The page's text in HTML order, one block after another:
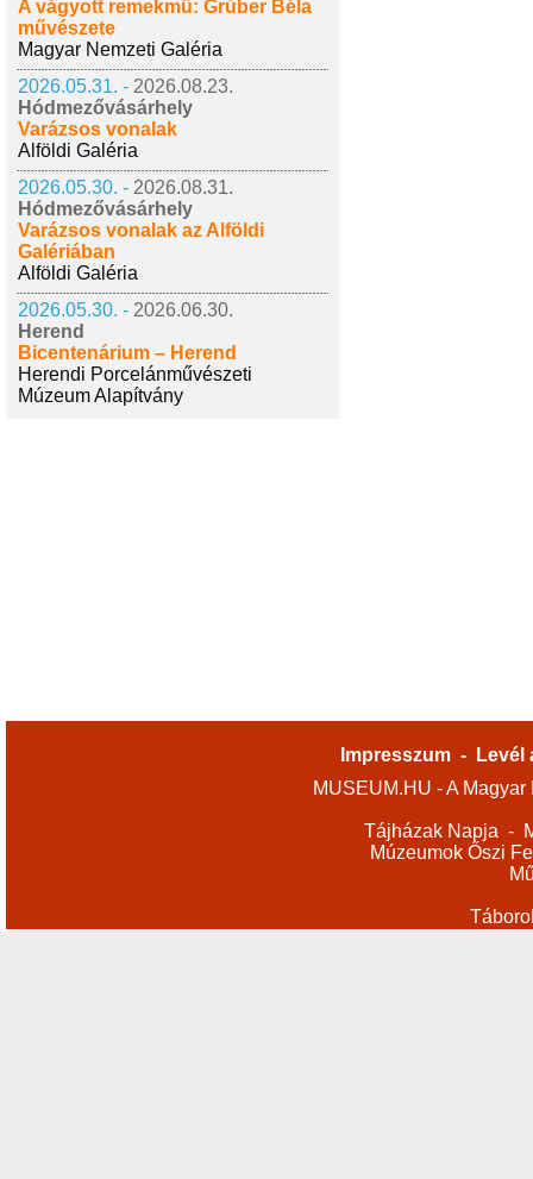
A vágyott remekmű: Grúber Béla
művészete
Magyar Nemzeti Galéria
2026.05.31. - 2026.08.23.
Hódmezővásárhely
Varázsos vonalak
Alföldi Galéria
2026.05.30. - 2026.08.31.
Hódmezővásárhely
Varázsos vonalak az Alföldi
Galériában
Alföldi Galéria
2026.05.30. - 2026.06.30.
Herend
Bicentenárium – Herend
Herendi Porcelánművészeti
Múzeum Alapítvány
Impresszum -
Levél
MUSEUM.HU - A
Tájházak Napja -
Múzeumok Őszi